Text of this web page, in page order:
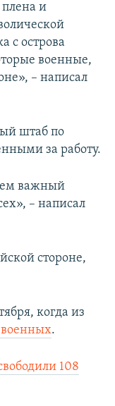
и
с острова
военные,
– написал
штаб по
за работу.
важный
– написал
стороне,
когда из
военных.
108